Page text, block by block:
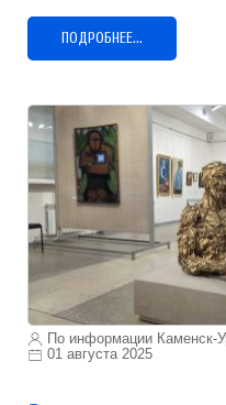
ПОДРОБНЕЕ...
По информации Каменск-
01 августа 2025